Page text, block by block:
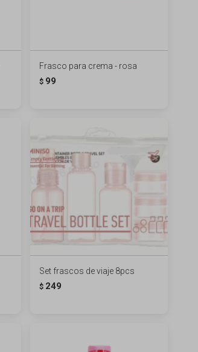
Frasco para crema - rosa
$ 99
Set frascos de viaje 8pcs
$ 249